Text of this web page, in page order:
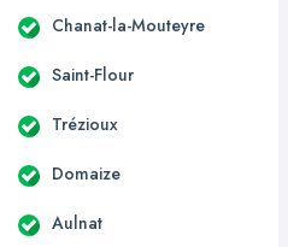
Chanat-la-Mouteyre
Saint-Flour
Trézioux
Domaize
Aulnat